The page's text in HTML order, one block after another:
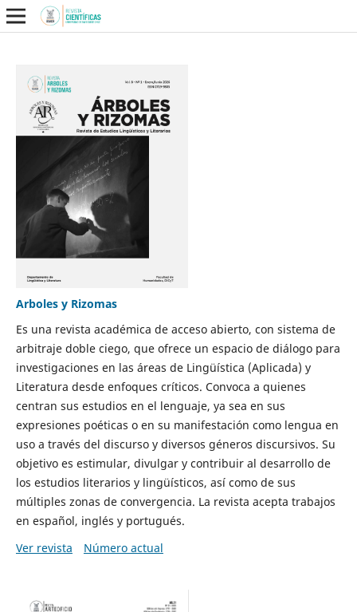
Arboles y Rizomas
Es una revista académica de acceso abierto, con sistema de
arbitraje doble ciego, que ofrece un espacio de diálogo para
investigaciones en las áreas de Lingüística (Aplicada) y
Literatura desde enfoques críticos. Convoca a quienes
centran sus estudios en el lenguaje, ya sea en sus
expresiones poéticas o en su manifestación como lengua en
uso a través del discurso y diversos géneros discursivos. Su
objetivo es estimular, divulgar y contribuir al desarrollo de
los estudios literarios y lingüísticos, así como de sus
múltiples zonas de convergencia. La revista acepta trabajos
en español, inglés y portugués.
Ver revista
Número actual